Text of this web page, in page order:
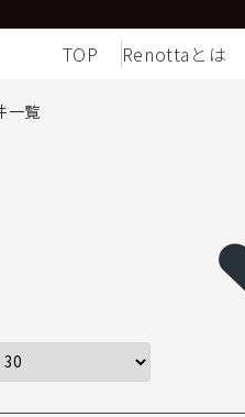
TOP Renottaとは
一覧